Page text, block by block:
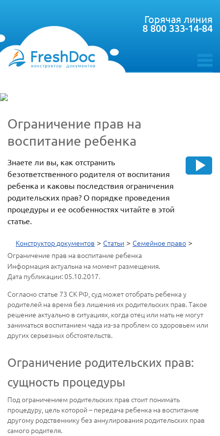
toggle
Горячая линия
8 800 333-14-84
Ограничение прав на
воспитание ребенка
Знаете ли вы, как отстранить
безответственного родителя от воспитания
ребенка и каковы последствия ограничения
родительских прав? О порядке проведения
процедуры и ее особенностях читайте в этой
статье.
Конструктор документов > Статьи > Семейное право >
Ограничение прав на воспитание ребенка
Информация актуальна на момент размещения.
Дата публикации: 05.10.2017.
Согласно статье 73 СК РФ, суд может отобрать ребенка у
родителей на время без лишения их родительских прав. Такое
решение актуально в ситуациях, когда отец или мать не могут
заниматься воспитанием чада из-за проблем со здоровьем или
других серьезных обстоятельств.
Ограничение родительских прав:
сущность процедуры
Под ограничением родительских прав стоит понимать
процедуру, цель которой – передача ребенка на воспитание
другому родственнику без аннулирования родительских прав
самого родителя.